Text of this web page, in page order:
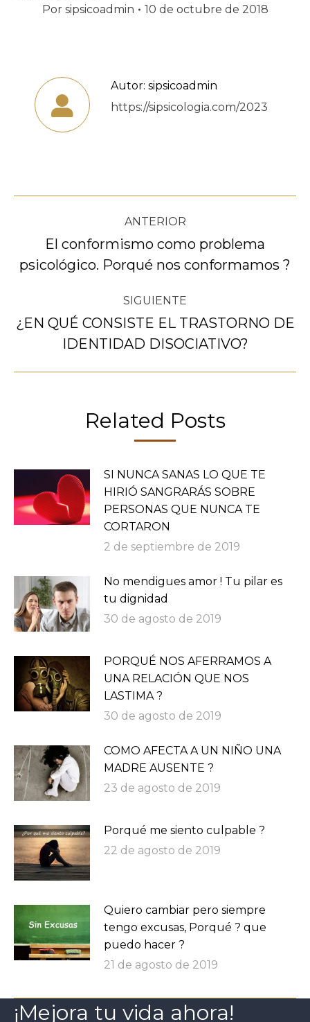
Por sipsicoadmin 10 de octubre de 2018
Autor: sipsicoadmin
https://sipsicologia.com/2023
Navegación
entre
publicaciones
ANTERIOR
Publicación
anterior:
El conformismo como problema
psicológico. Porqué nos conformamos ?
SIGUIENTE
Publicación
siguiente:
¿EN QUÉ CONSISTE EL TRASTORNO DE
IDENTIDAD DISOCIATIVO?
Related Posts
SI NUNCA SANAS LO QUE TE
HIRIÓ SANGRARÁS SOBRE
PERSONAS QUE NUNCA TE
CORTARON
2 de septiembre de 2019
No mendigues amor ! Tu pilar es
tu dignidad
30 de agosto de 2019
PORQUÉ NOS AFERRAMOS A
UNA RELACIÓN QUE NOS
LASTIMA ?
30 de agosto de 2019
COMO AFECTA A UN NIÑO UNA
MADRE AUSENTE ?
23 de agosto de 2019
Porqué me siento culpable ?
22 de agosto de 2019
Quiero cambiar pero siempre
tengo excusas, Porqué ? que
puedo hacer ?
21 de agosto de 2019
¡Mejora tu vida ahora!